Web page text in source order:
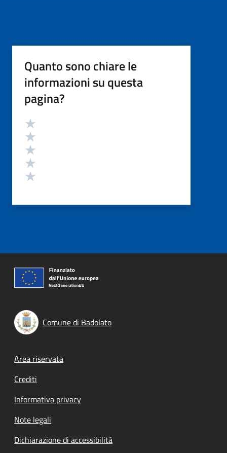
Quanto sono chiare le
informazioni su questa
pagina?
Valutazione
Comune di Badolato
Footer menu
Area riservata
Crediti
Informativa privacy
Note legali
Dichiarazione di accessibilità